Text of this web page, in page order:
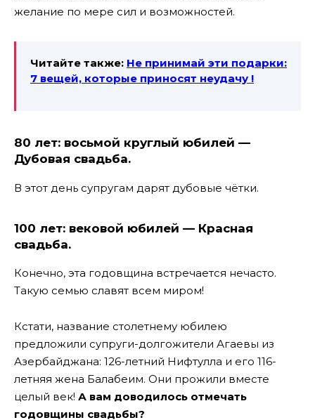
желание по мере сил и возможностей.
Читайте также: Не принимай эти подарки:
7 вещей, которые приносят неудачу !
80 лет: восьмой круглый юбилей —
Дубовая свадьба.
В этот день супругам дарят дубовые чётки.
100 лет: вековой юбилей — Красная
свадьба.
Конечно, эта годовщина встречается нечасто.
Такую семью славят всем миром!
Кстати, название столетнему юбилею
предложили супруги-долгожители Агаевы из
Азербайджана: 126-летний Нифтулла и его 116-
летняя жена Балабеим. Они прожили вместе
целый век! А вам доводилось отмечать
годовщины свадьбы?